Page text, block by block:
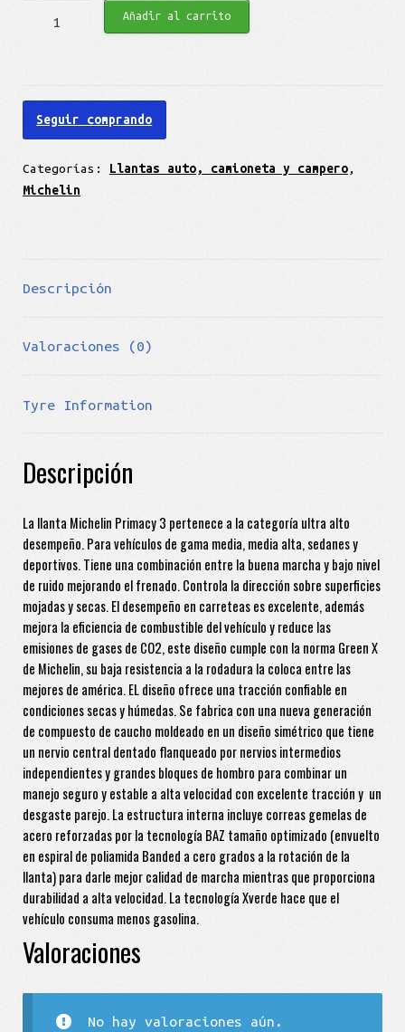
$712.900.$689.900.
R16
96V
cantidad
Añadir al carrito
Seguir comprando
Categorías: Llantas auto, camioneta y campero,
Michelin
Descripción
Valoraciones (0)
Tyre Information
Descripción
La llanta Michelin Primacy 3 pertenece a la categoría ultra alto
desempeño. Para vehículos de gama media, media alta, sedanes y
deportivos. Tiene una combinación entre la buena marcha y bajo nivel
de ruido mejorando el frenado. Controla la dirección sobre superficies
mojadas y secas. El desempeño en carreteas es excelente, además
mejora la eficiencia de combustible del vehículo y reduce las
emisiones de gases de CO2, este diseño cumple con la norma Green X
de Michelin, su baja resistencia a la rodadura la coloca entre las
mejores de américa. EL diseño ofrece una tracción confiable en
condiciones secas y húmedas. Se fabrica con una nueva generación
de compuesto de caucho moldeado en un diseño simétrico que tiene
un nervio central dentado flanqueado por nervios intermedios
independientes y grandes bloques de hombro para combinar un
manejo seguro y estable a alta velocidad con excelente tracción y un
desgaste parejo. La estructura interna incluye correas gemelas de
acero reforzadas por la tecnología BAZ tamaño optimizado (envuelto
en espiral de poliamida Banded a cero grados a la rotación de la
llanta) para darle mejor calidad de marcha mientras que proporciona
durabilidad a alta velocidad. La tecnología Xverde hace que el
vehículo consuma menos gasolina.
Valoraciones
No hay valoraciones aún.